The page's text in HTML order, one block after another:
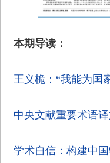
本期导读：
王义桅：“我能为国
中央文献重要术语译
学术自信：构建中